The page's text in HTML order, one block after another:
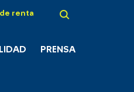
renta
PRENSA